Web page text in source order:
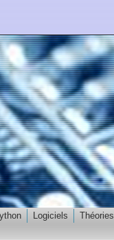
Logiciels Théories